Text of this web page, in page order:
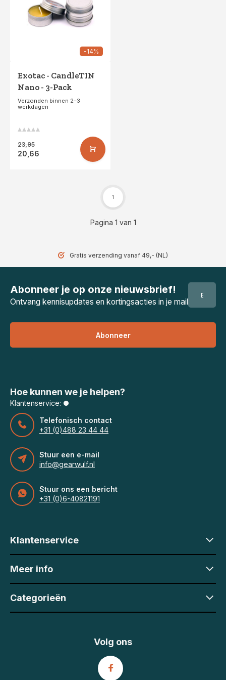
-14%
Exotac - CandleTIN
Nano - 3-Pack
Verzonden binnen 2–3
werkdagen
23,95
20,66
Pagina 1 van 1
1
Gratis verzending vanaf 49,- (NL)
Abonneer je op onze nieuwsbrief!
Ontvang kennisupdates en kortingsacties in je mail
Abonneer
Hoe kunnen we je helpen?
Klantenservice:
Telefonisch contact
+31 (0)488 23 44 44
Stuur een e-mail
info@gearwulf.nl
Stuur ons een bericht
+31 (0)6-40821191
Klantenservice
Meer info
Categorieën
Volg ons